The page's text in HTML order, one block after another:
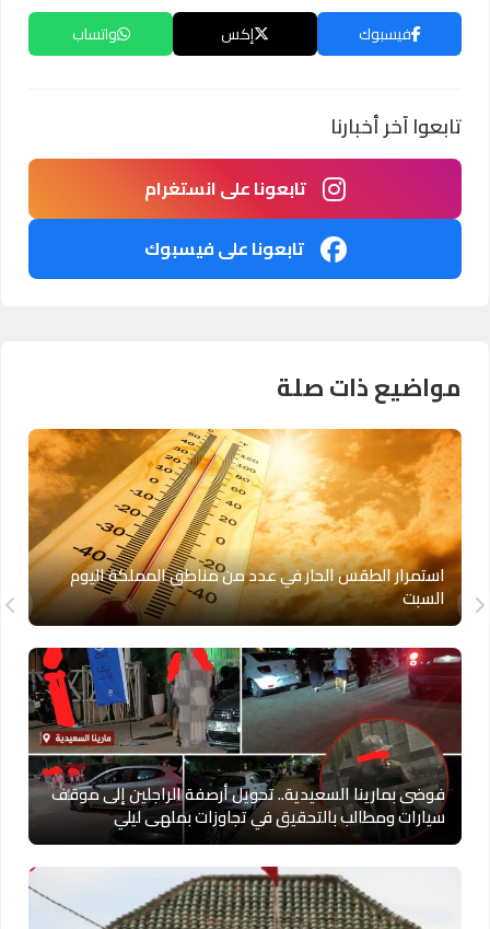
فيسبوك إكس واتساب
تابعوا آخر أخبارنا
تابعونا على انستغرام
تابعونا على فيسبوك
مواضيع ذات صلة
استمرار الطقس الحار في عدد من مناطق المملكة اليوم
السبت
فوضى بمارينا السعيدية.. تحويل أرصفة الراجلين إلى موقف
سيارات ومطالب بالتحقيق في تجاوزات بملهى ليلي